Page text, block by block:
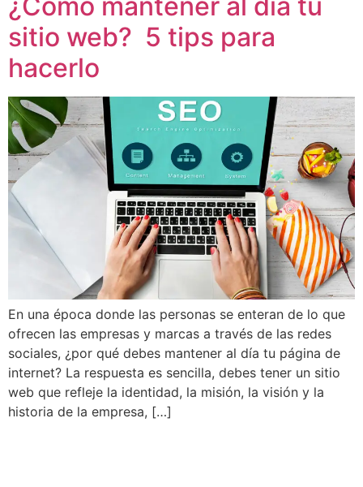
sitio web? 5 tips para
hacerlo
En una época donde las personas se enteran de lo que
ofrecen las empresas y marcas a través de las redes
sociales, ¿por qué debes mantener al día tu página de
internet? La respuesta es sencilla, debes tener un sitio
web que refleje la identidad, la misión, la visión y la
historia de la empresa, […]